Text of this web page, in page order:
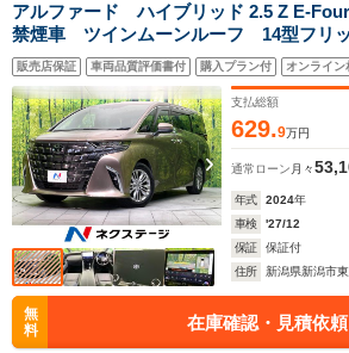
アルファード ハイブリッド 2.5 Z E-
禁煙車 ツインムーンルーフ 14型フリ
ター 純正14型ナビ Bluetooth再生 全
側電動スライド 電動リアゲート レザ
列シートエアコン ETC
販売店保証 車両品質評価書付 購入プラン付 オンライン
支払総額
629.9万円
通常ローン 月々
年式 2024年
車検
'27/12
保証
保証付
住所
新潟県新潟市
無
料
在庫確認・見積依頼